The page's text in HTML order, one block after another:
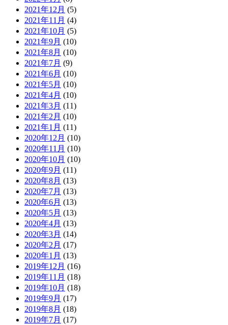
2021年12月 (5)
2021年11月 (4)
2021年10月 (5)
2021年9月 (10)
2021年8月 (10)
2021年7月 (9)
2021年6月 (10)
2021年5月 (10)
2021年4月 (10)
2021年3月 (11)
2021年2月 (10)
2021年1月 (11)
2020年12月 (10)
2020年11月 (10)
2020年10月 (10)
2020年9月 (11)
2020年8月 (13)
2020年7月 (13)
2020年6月 (13)
2020年5月 (13)
2020年4月 (13)
2020年3月 (14)
2020年2月 (17)
2020年1月 (13)
2019年12月 (16)
2019年11月 (18)
2019年10月 (18)
2019年9月 (17)
2019年8月 (18)
2019年7月 (17)